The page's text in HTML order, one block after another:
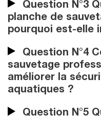
Question N°3
planche de
pourquoi est-elle
Question N°4
sauvetage
améliorer la
aquatiques ?
Question N°5